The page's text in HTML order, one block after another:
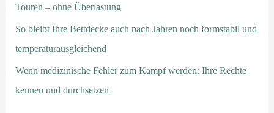
Touren – ohne Überlastung
So bleibt Ihre Bettdecke auch nach Jahren noch formstabil und
temperaturausgleichend
Wenn medizinische Fehler zum Kampf werden: Ihre Rechte
kennen und durchsetzen